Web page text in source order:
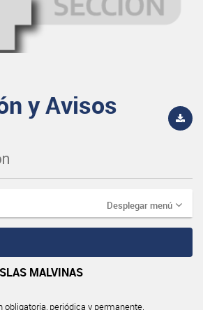
y Avisos
Desplegar menú
MALVINAS
periódica y permanente.